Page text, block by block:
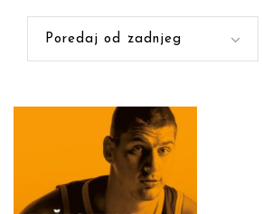
Poredaj od zadnjeg